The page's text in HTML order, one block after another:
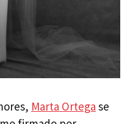
Marta Ortega se